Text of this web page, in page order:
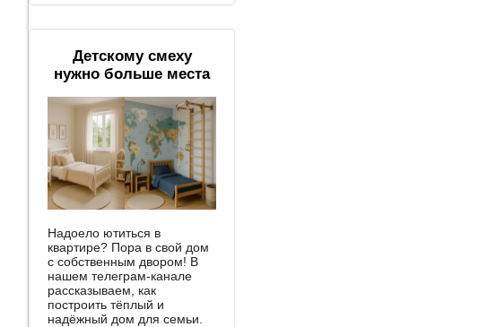
Детскому смеху
нужно больше места
Надоело ютиться в
квартире? Пора в свой дом
с собственным двором! В
нашем телеграм-канале
рассказываем, как
построить тёплый и
надёжный дом для семьи.